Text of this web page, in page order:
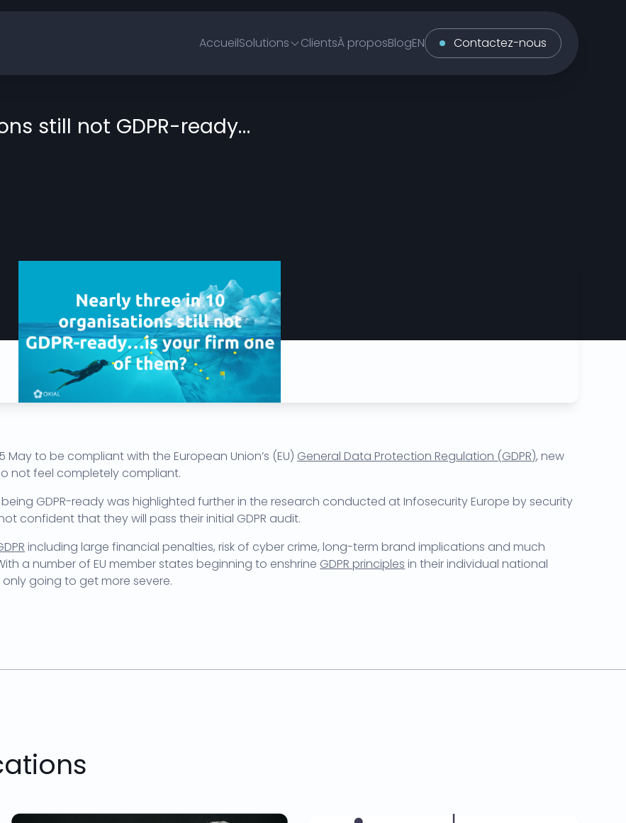
AccueilSolutions ClientsÀ proposBlog Contactez-nous
still not GDPR-ready…
to be compliant with the European Union’s (EU) General Data Protection Regulation (GDPR), new
not feel completely compliant.
GDPR-ready was highlighted further in the research conducted at Infosecurity Europe by security
confident that they will pass their initial GDPR audit.
including large financial penalties, risk of cyber crime, long-term brand implications and much
a number of EU member states beginning to enshrine GDPR principles in their individual national
going to get more severe.